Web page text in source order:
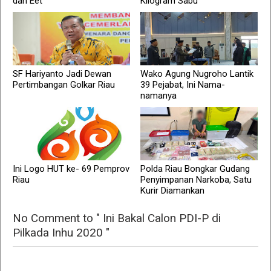
SF Hariyanto Jadi Dewan
Pertimbangan Golkar Riau
Wako Agung Nugroho Lantik
39 Pejabat, Ini Nama-
namanya
Ini Logo HUT ke- 69 Pemprov
Riau
Polda Riau Bongkar Gudang
Penyimpanan Narkoba, Satu
Kurir Diamankan
No Comment to " Ini Bakal Calon PDI-P di
Pilkada Inhu 2020 "